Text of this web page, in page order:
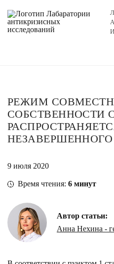
Главная Новости и блог
РЕЖИМ
СОБСТВЕННОСТИ
9 июля 2020
Время чтения: 6 минут
Автор статьи:
Анна Нехина -